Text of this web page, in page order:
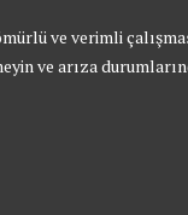
ve verimli
ve arıza